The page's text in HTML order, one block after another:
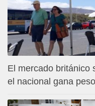
El mercado británico
el nacional gana peso